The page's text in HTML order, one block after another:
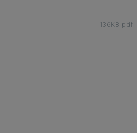
136KB pdf